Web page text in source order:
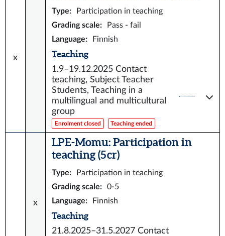
x
Type:
Participation in teaching
Grading scale:
Pass - fail
Language: Finnish
Teaching
1.9–19.12.2025 Contact
teaching, Subject Teacher
Students, Teaching in a
multilingual and multicultural
group
Enrolment closed Teaching ended
x
LPE-Momu: Participation in
teaching (5 cr)
Type:
Participation in teaching
Grading scale:
0-5
Language: Finnish
Teaching
21.8.2025–31.5.2027 Contact